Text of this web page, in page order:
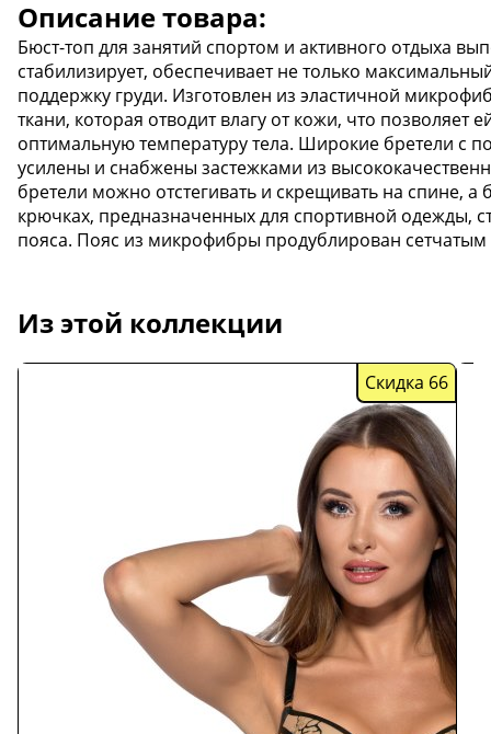
Описание товара:
Бюст-топ для занятий спортом и активного отдыха
стабилизирует, обеспечивает не только
поддержку груди. Изготовлен из эластичной
ткани, которая отводит влагу от кожи, что
оптимальную температуру тела. Широкие бретели с
усилены и снабжены застежками из
бретели можно отстегивать и скрещивать на спине, а
крючках, предназначенных для спортивной одежды,
пояса. Пояс из микрофибры продублирован сетчатым
Из этой коллекции
Скидка 66